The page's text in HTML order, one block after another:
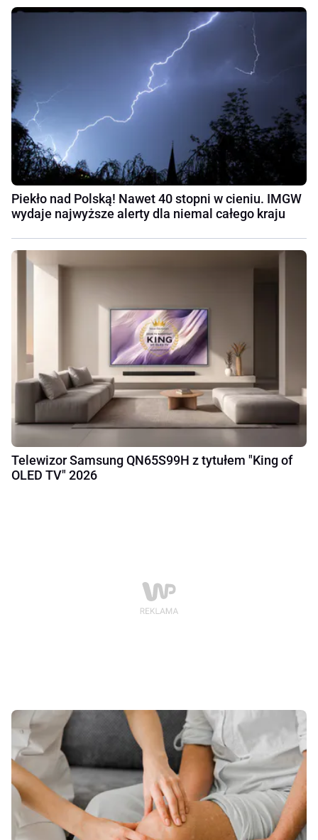
Piekło nad Polską! Nawet 40 stopni w cieniu. IMGW
wydaje najwyższe alerty dla niemal całego kraju
Telewizor Samsung QN65S99H z tytułem "King of
OLED TV" 2026